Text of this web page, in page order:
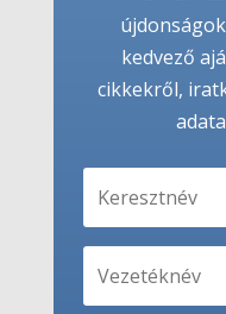
kedvező
cikkekről,